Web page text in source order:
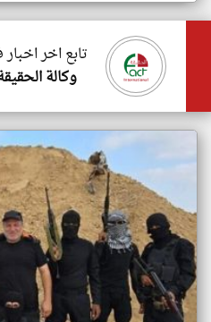
تابع اخر
وكالة